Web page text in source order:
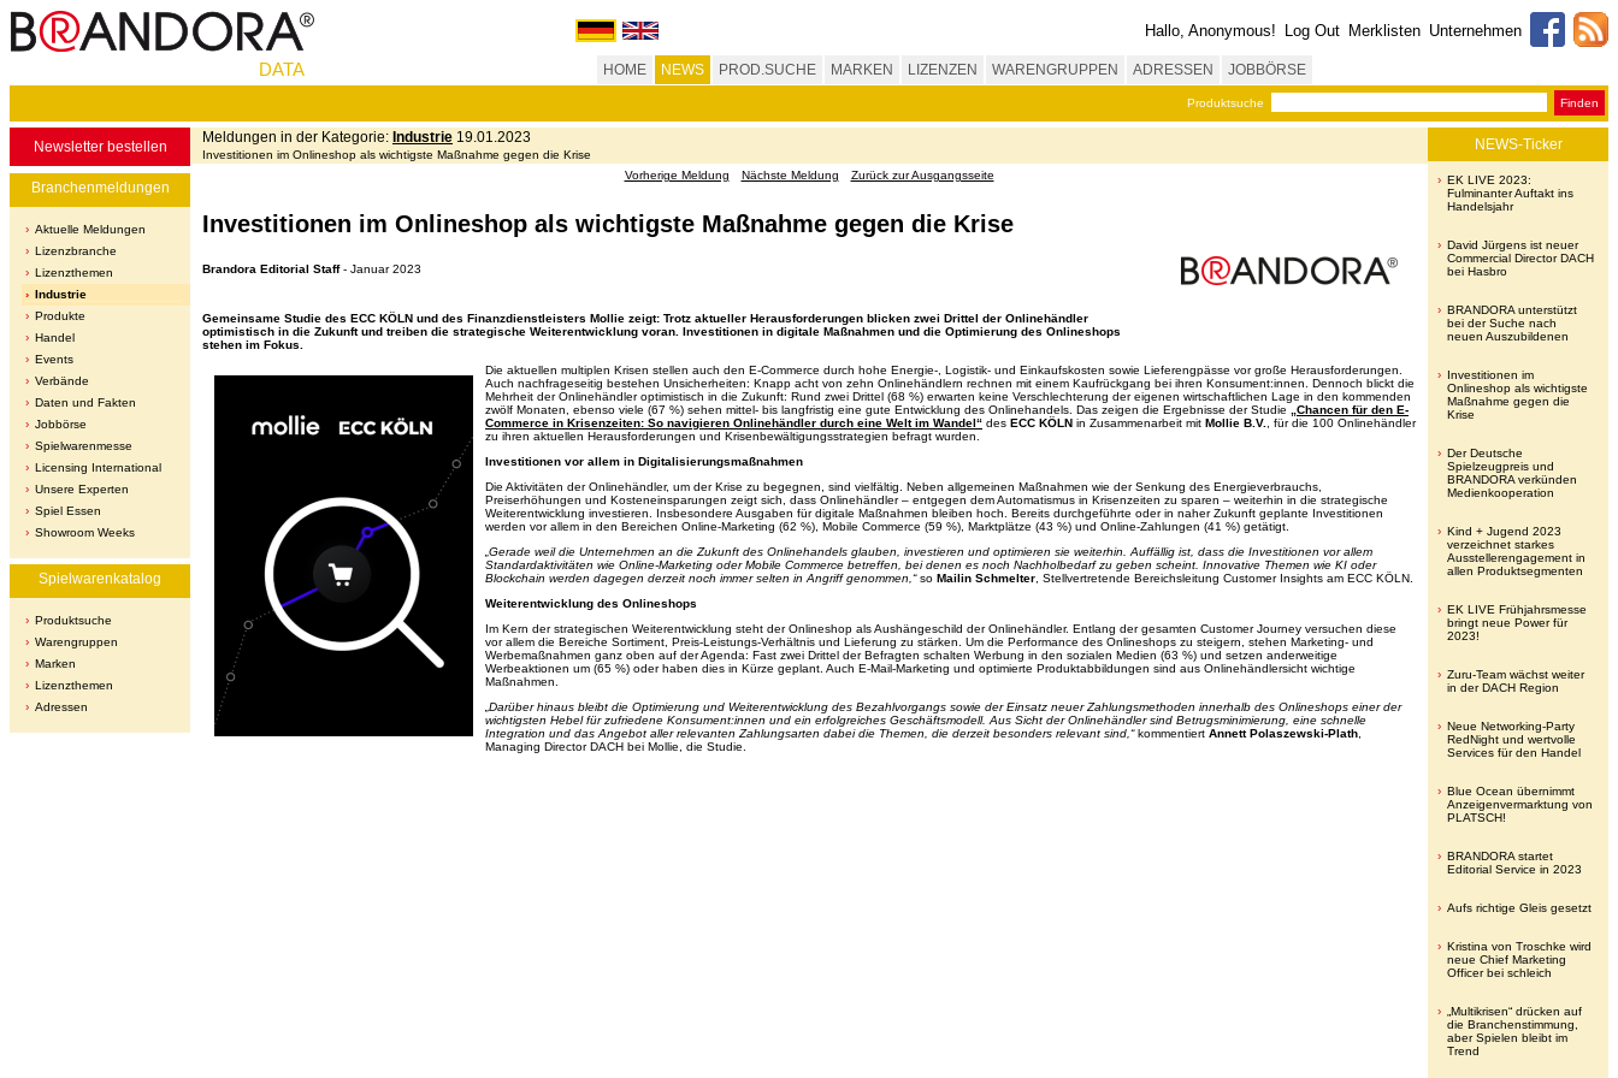
Hallo, Anonymous! Log Out Merklisten Unternehmen
DATA HOME NEWS PROD.SUCHE MARKEN LIZENZEN WARENGRUPPEN ADRESSEN JOBBÖRSE
Produktsuche Finden
Newsletter bestellen
Branchenmeldungen
Aktuelle Meldungen
Lizenzbranche
Lizenzthemen
Industrie
Produkte
Handel
Events
Verbände
Daten und Fakten
Jobbörse
Spielwarenmesse
Licensing International
Unsere Experten
Spiel Essen
Showroom Weeks
Spielwarenkatalog
Produktsuche
Warengruppen
Marken
Lizenzthemen
Adressen
Meldungen in der Kategorie: Industrie 19.01.2023
Investitionen im Onlineshop als wichtigste Maßnahme gegen die Krise
Vorherige Meldung
Nächste Meldung Zurück zur Ausgangsseite
Investitionen im Onlineshop als wichtigste Maßnahme gegen die Krise
Brandora Editorial Staff- Januar 2023
Gemeinsame Studie des ECC KÖLN und des Finanzdienstleisters Mollie zeigt: Trotz aktueller Herausforderungen blicken zwei Drittel der Onlinehändler
optimistisch in die Zukunft und treiben die strategische Weiterentwicklung voran. Investitionen in digitale Maßnahmen und die Optimierung des Onlineshops
stehen im Fokus.
Die aktuellen multiplen Krisen stellen auch den E-Commerce durch hohe Energie-, Logistik- und Einkaufskosten sowie Lieferengpässe vor große Herausforderungen.
Auch nachfrageseitig bestehen Unsicherheiten: Knapp acht von zehn Onlinehändlern rechnen mit einem Kaufrückgang bei ihren Konsument:innen. Dennoch blickt die
Mehrheit der Onlinehändler optimistisch in die Zukunft: Rund zwei Drittel (68 %) erwarten keine Verschlechterung der eigenen wirtschaftlichen Lage in den kommenden
zwölf Monaten, ebenso viele (67 %) sehen mittel- bis langfristig eine gute Entwicklung des Onlinehandels. Das zeigen die Ergebnisse der Studie
„Chancen für den E-
Commerce in Krisenzeiten: So navigieren Onlinehändler durch eine Welt im Wandel“ des ECC KÖLN in Zusammenarbeit mit Mollie B.V.
, für die 100 Onlinehändler
zu ihren aktuellen Herausforderungen und Krisenbewältigungsstrategien befragt wurden.
Investitionen vor allem in Digitalisierungsmaßnahmen
Die Aktivitäten der Onlinehändler, um der Krise zu begegnen, sind vielfältig. Neben allgemeinen Maßnahmen wie der Senkung des Energieverbrauchs,
Preiserhöhungen und Kosteneinsparungen zeigt sich, dass Onlinehändler – entgegen dem Automatismus in Krisenzeiten zu sparen – weiterhin in die strategische
Weiterentwicklung investieren. Insbesondere Ausgaben für digitale Maßnahmen bleiben hoch. Bereits durchgeführte oder in naher Zukunft geplante Investitionen
werden vor allem in den Bereichen Online-Marketing (62 %), Mobile Commerce (59 %), Marktplätze (43 %) und Online-Zahlungen (41 %) getätigt.
„Gerade weil die Unternehmen an die Zukunft des Onlinehandels glauben, investieren und optimieren sie weiterhin. Auffällig ist, dass die Investitionen vor allem
Standardaktivitäten wie Online-Marketing oder Mobile Commerce betreffen, bei denen es noch Nachholbedarf zu geben scheint. Innovative Themen wie KI oder
Blockchain werden dagegen derzeit noch immer selten in Angriff genommen,“so Mailin Schmelter , Stellvertretende Bereichsleitung Customer Insights am ECC KÖLN.
Weiterentwicklung des Onlineshops
Im Kern der strategischen Weiterentwicklung steht der Onlineshop als Aushängeschild der Onlinehändler. Entlang der gesamten Customer Journey versuchen diese
vor allem die Bereiche Sortiment, Preis-Leistungs-Verhältnis und Lieferung zu stärken. Um die Performance des Onlineshops zu steigern, stehen Marketing- und
Werbemaßnahmen ganz oben auf der Agenda: Fast zwei Drittel der Befragten schalten Werbung in den sozialen Medien (63 %) und setzen anderweitige
Werbeaktionen um (65 %) oder haben dies in Kürze geplant. Auch E-Mail-Marketing und optimierte Produktabbildungen sind aus Onlinehändlersicht wichtige
Maßnahmen.
„Darüber hinaus bleibt die Optimierung und Weiterentwicklung des Bezahlvorgangs sowie der Einsatz neuer Zahlungsmethoden innerhalb des Onlineshops einer der
wichtigsten Hebel für zufriedene Konsument:innen und ein erfolgreiches Geschäftsmodell. Aus Sicht der Onlinehändler sind Betrugsminimierung, eine schnelle
Integration und das Angebot aller relevanten Zahlungsarten dabei die Themen, die derzeit besonders relevant sind,“kommentiert Annett Polaszewski-Plath
Managing Director DACH bei Mollie, die Studie.
NEWS-Ticker
EK LIVE 2023:
Fulminanter Auftakt ins
Handelsjahr
David Jürgens ist neuer
Commercial Director DACH
bei Hasbro
BRANDORA unterstützt
bei der Suche nach
neuen Auszubildenen
Investitionen im
Onlineshop als wichtigste
Maßnahme gegen die
Krise
Der Deutsche
Spielzeugpreis und
BRANDORA verkünden
Medienkooperation
Kind + Jugend 2023
verzeichnet starkes
Ausstellerengagement in
allen Produktsegmenten
EK LIVE Frühjahrsmesse
bringt neue Power für
2023!
Zuru-Team wächst weiter
in der DACH Region
Neue Networking-Party
RedNight und wertvolle
Services für den Handel
Blue Ocean übernimmt
Anzeigenvermarktung von
PLATSCH!
BRANDORA startet
Editorial Service in 2023
Aufs richtige Gleis gesetzt
Kristina von Troschke wird
neue Chief Marketing
Officer bei schleich
„Multikrisen“ drücken auf
die Branchenstimmung,
aber Spielen bleibt im
Trend